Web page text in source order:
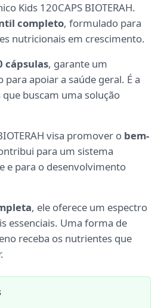
Kids 120CAPS BIOTERAH.
completo, formulado para
nutricionais em crescimento.
cápsulas, garante um
apoiar a saúde geral. É a
buscam uma solução
visa promover o bem-
para um sistema
e para o desenvolvimento
, ele oferece um espectro
essenciais. Uma forma de
receba os nutrientes que